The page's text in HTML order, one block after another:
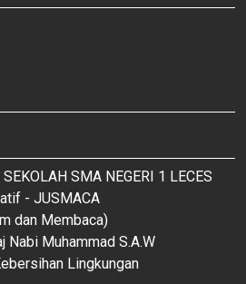
SMA NEGERI 1 LECES
- JUSMACA
dan Membaca)
Muhammad S.A.W
Lingkungan